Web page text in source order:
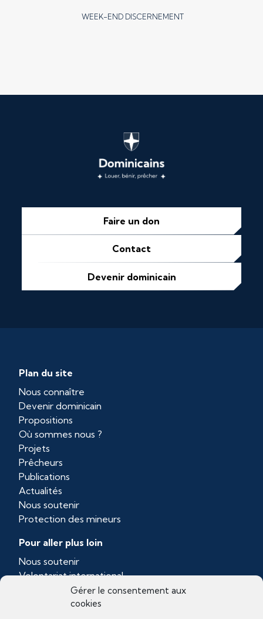
Gérer le consentement aux
cookies
WEEK-END DISCERNEMENT
Faire un don
Contact
Devenir dominicain
Plan du site
Nous connaître
Devenir dominicain
Propositions
Où sommes nous ?
Projets
Prêcheurs
Publications
Actualités
Nous soutenir
Protection des mineurs
Pour aller plus loin
Nous soutenir
Volontariat international
Province dominicaine de Toulouse
Ordo Prædicatorum